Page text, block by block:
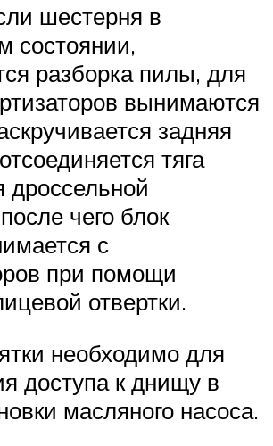
шестерня в
состоянии,
разборка пилы, для
вынимаются
задняя
тяга
дроссельной
чего блок
с
при помощи
отвертки.
необходимо для
доступа к днищу в
масляного насоса.